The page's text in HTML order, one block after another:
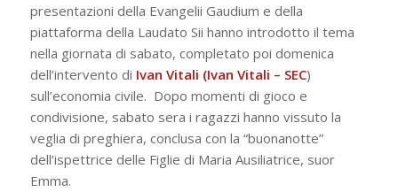
presentazioni della Evangelii Gaudium e della
piattaforma della Laudato Sii hanno introdotto il tema
nella giornata di sabato, completato poi domenica
dell’intervento di Ivan Vitali (Ivan Vitali – SEC)
sull’economia civile. Dopo momenti di gioco e
condivisione, sabato sera i ragazzi hanno vissuto la
veglia di preghiera, conclusa con la “buonanotte”
dell’ispettrice delle Figlie di Maria Ausiliatrice, suor
Emma.